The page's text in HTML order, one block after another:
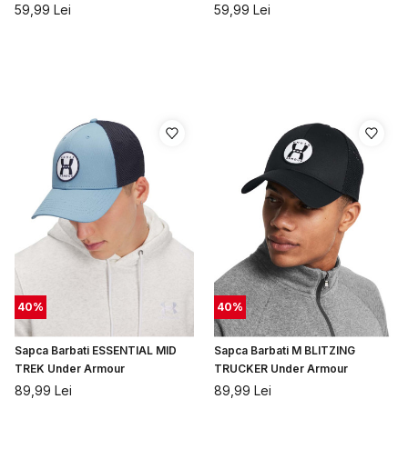
59,99 Lei 59,99 Lei
40%
Sapca Barbati ESSENTIAL MID
TREK Under Armour
89,99 Lei
40%
Sapca Barbati M BLITZING
TRUCKER Under Armour
89,99 Lei